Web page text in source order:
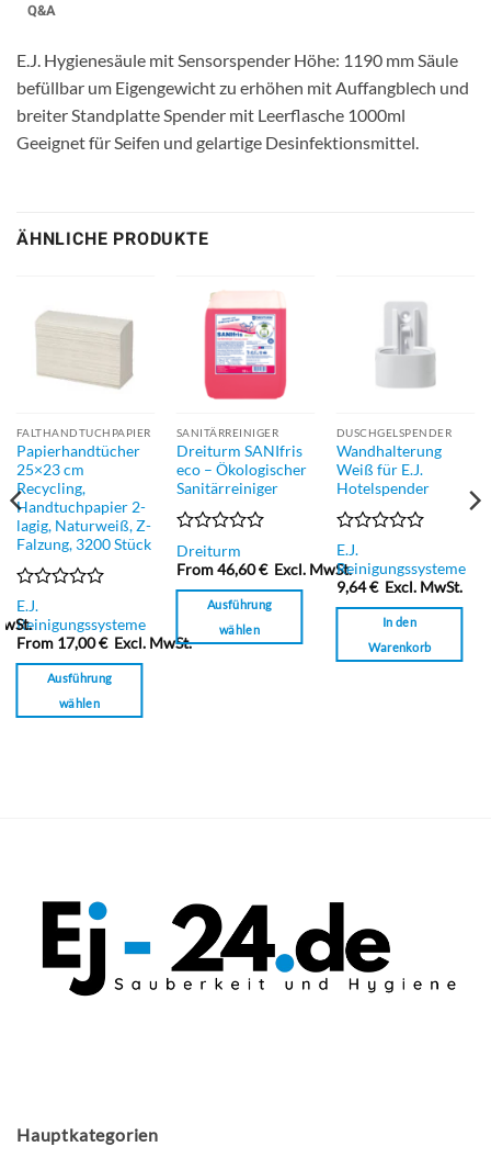
Q&A
E.J. Hygienesäule mit Sensorspender Höhe: 1190 mm Säule
befüllbar um Eigengewicht zu erhöhen mit Auffangblech und
breiter Standplatte Spender mit Leerflasche 1000ml
Geeignet für Seifen und gelartige Desinfektionsmittel.
ÄHNLICHE PRODUKTE
FALTHANDTUCHPAPIER
Papierhandtücher
25×23 cm
Recycling,
Handtuchpapier 2-
lagig, Naturweiß, Z-
Falzung, 3200 Stück
Bewertet
mit
0
von
E.J.
Reinigungssysteme
From 17,00€ Excl. MwSt.
Ausführung
wählen
können
Produktseite
SANITÄRREINIGER
Dreiturm SANIfris
eco – Ökologischer
Sanitärreiniger
Bewertet
mit
0
Dreiturm
From46,60€ Excl. MwSt.
Ausführung
wählen
Dieses
Produktseite
gewählt
werden
DUSCHGELSPENDER
Wandhalterung
Weiß für E.J.
Hotelspender
Bewertet
mit
0
von
E.J.
Reinigungssysteme
9,64€ Excl. MwSt.
In den
Warenkorb
Hauptkategorien